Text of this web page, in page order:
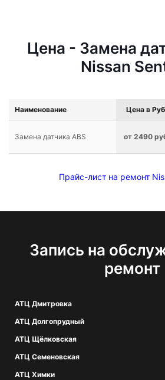
Цена - Замена
Nissan
Наименование Цена в
Замена датчика ABS от 2490
Прайс-лист на ремонт
Запись на
ремонт
АТЦ Дмитровка
АТЦ Долгопрудный
АТЦ Щёлковская
АТЦ Семеновская
АТЦ Химки